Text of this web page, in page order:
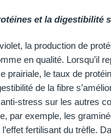
et la digestibilité
la production de
en qualité. Lorsqu’il
prairiale, le taux de
de la fibre
anti-stress sur les autres
par exemple, les
fertilisant du trèfle.